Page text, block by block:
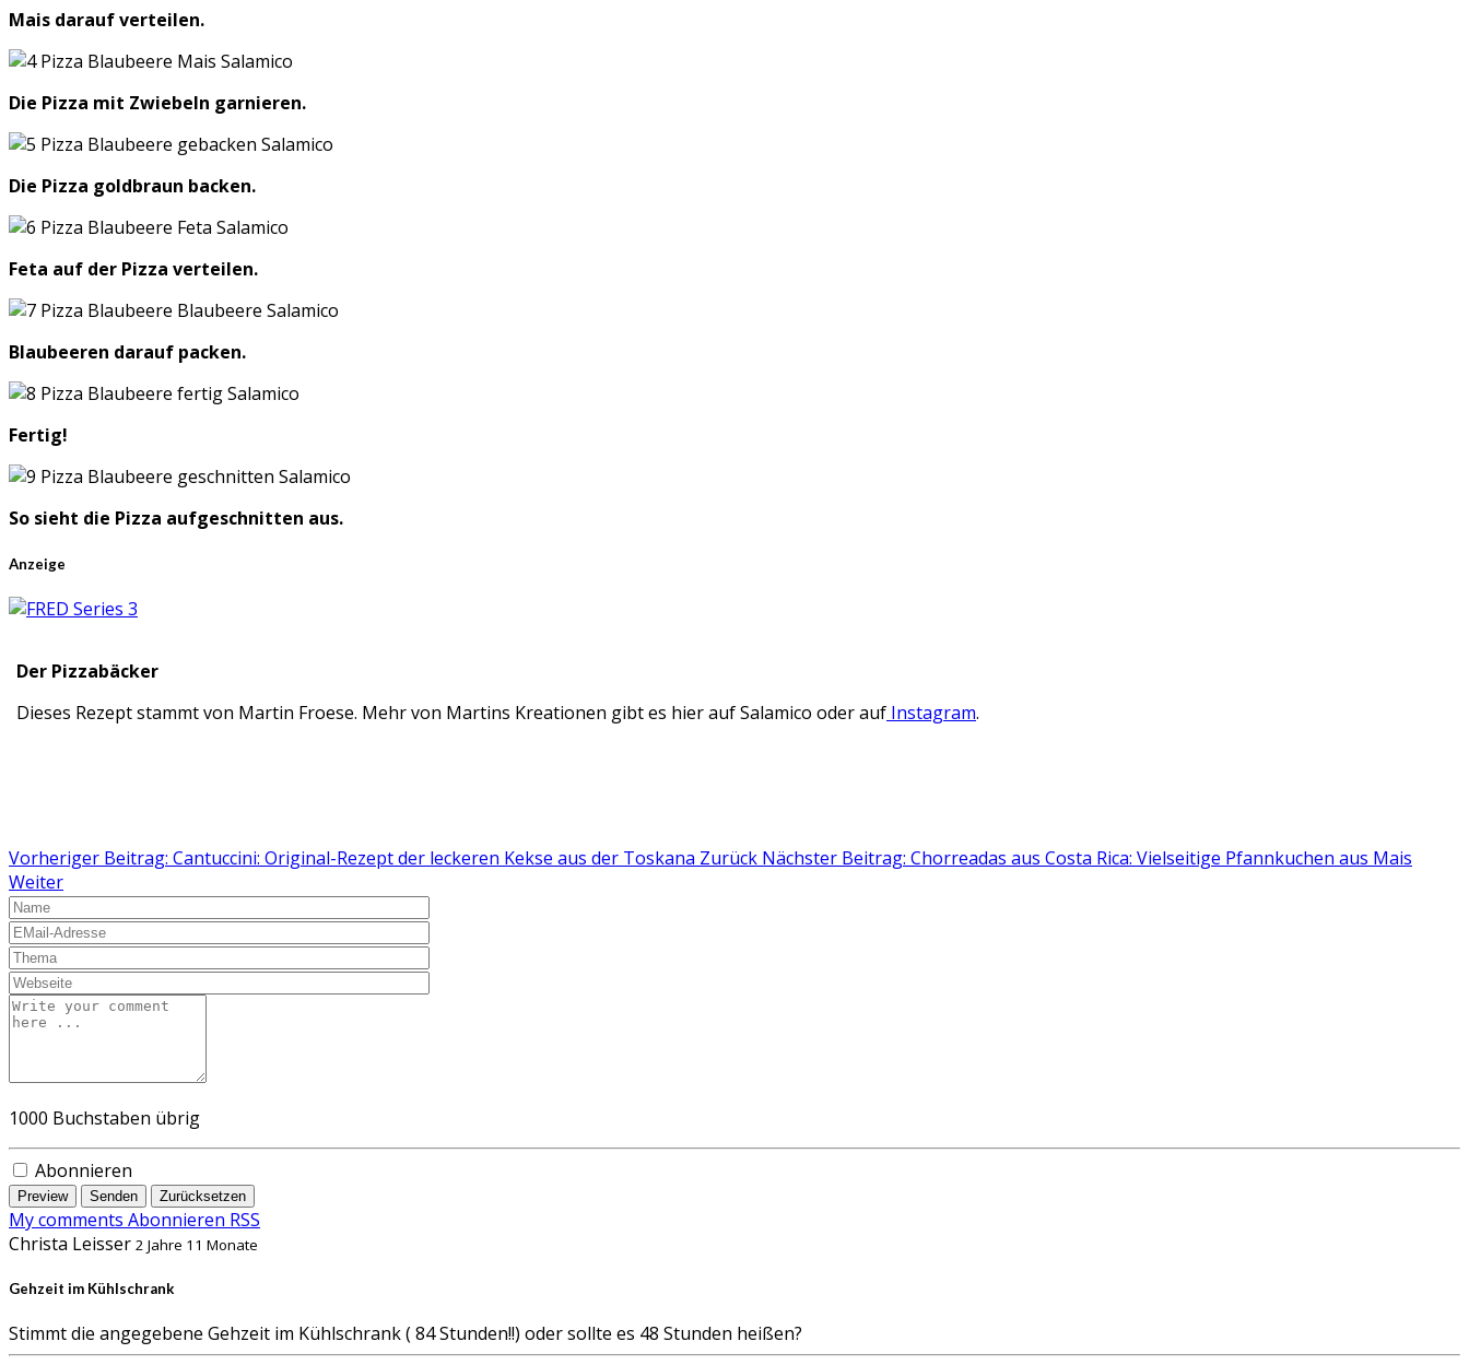
Mais darauf verteilen.
Die Pizza mit Zwiebeln garnieren.
Die Pizza goldbraun backen.
Feta auf der Pizza verteilen.
Blaubeeren darauf packen.
Fertig!
So sieht die Pizza aufgeschnitten aus.
Anzeige
Der Pizzabäcker
Dieses Rezept stammt von Martin Froese. Mehr von Martins Kreationen gibt es hier auf Salamico oder auf Instagram.
Vorheriger Beitrag: Cantuccini: Original-Rezept der leckeren Kekse aus der Toskana Zurück Nächster Beitrag: Chorreadas aus Costa Rica: Vielseitige Pfannkuchen aus Mais
Weiter
1000 Buchstaben übrig
Abonnieren
Preview Senden Zurücksetzen
My comments Abonnieren RSS
Christa Leisser 2 Jahre 11 Monate
Gehzeit im Kühlschrank
Stimmt die angegebene Gehzeit im Kühlschrank ( 84 Stunden!!) oder sollte es 48 Stunden heißen?